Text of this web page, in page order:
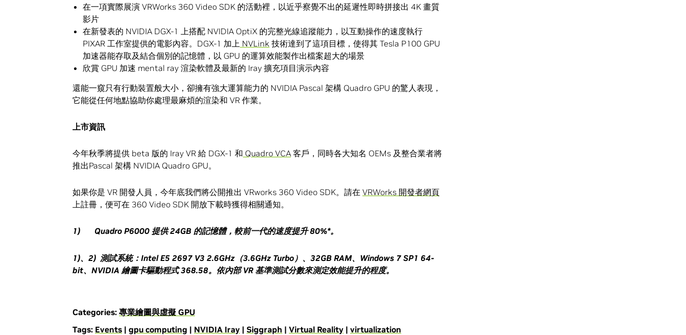
在一項實際展演 VRWorks 360 Video SDK 的活動裡，以近乎察覺不出的延遲性即時拼接出 4K 畫質
影片
在新發表的 NVIDIA DGX-1 上搭配 NVIDIA OptiX 的完整光線追蹤能力，以互動操作的速度執行
PIXAR 工作室提供的電影內容。DGX-1 加上 NVLink 技術達到了這項目標，使得其 Tesla P100 GPU
加速器能存取及結合個別的記憶體，以 GPU 的運算效能製作出檔案超大的場景
欣賞 GPU 加速 mental ray 渲染軟體及最新的 Iray 擴充項目演示內容
還能一窺只有行動裝置般大小，卻擁有強大運算能力的 NVIDIA Pascal 架構 Quadro GPU 的驚人表現，
它能從任何地點協助你處理最麻煩的渲染和 VR 作業。
上市資訊
今年秋季將提供 beta 版的 Iray VR 給 DGX-1 和 Quadro VCA 客戶，同時各大知名 OEMs 及整合業者將
推出Pascal 架構 NVIDIA Quadro GPU。
如果你是 VR 開發人員，今年底我們將公開推出 VRworks 360 Video SDK。請在 VRWorks 開發者網頁
上註冊，便可在 360 Video SDK 開放下載時獲得相關通知。
1) Quadro P6000 提供24GB 的記憶體，較前一代的速度提升80%*。
1)、 2) 測試系統： Intel E5 2697 V3 2.6GHz （3.6GHz Turbo ）、 32GB RAM、 Windows 7 SP1 64-
bit、 NVIDIA 繪圖卡驅動程式368.58。依內部VR基準測試分數來測定效能提升的程度。
Categories: 專業繪圖與虛擬 GPU
Tags: Events | gpu computing | NVIDIA Iray | Siggraph | Virtual Reality | virtualization